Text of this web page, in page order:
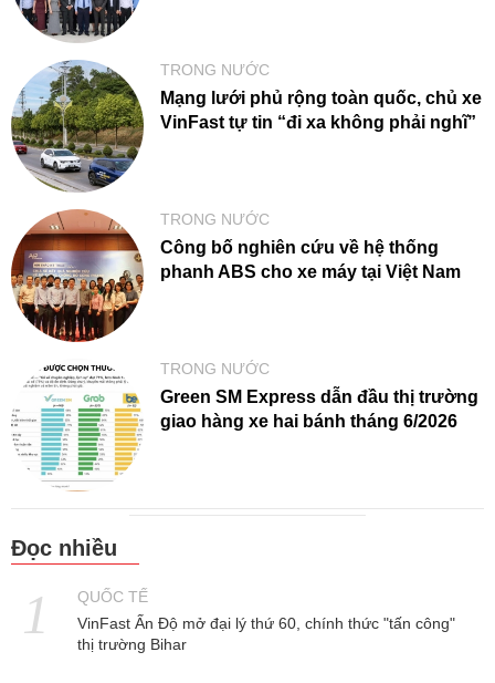
TRONG NƯỚC
Mạng lưới phủ rộng toàn quốc, chủ xe
VinFast tự tin “đi xa không phải nghĩ”
TRONG NƯỚC
Công bố nghiên cứu về hệ thống
phanh ABS cho xe máy tại Việt Nam
TRONG NƯỚC
Green SM Express dẫn đầu thị trường
giao hàng xe hai bánh tháng 6/2026
Đọc nhiều
QUỐC TẾ
VinFast Ấn Độ mở đại lý thứ 60, chính thức "tấn công"
thị trường Bihar